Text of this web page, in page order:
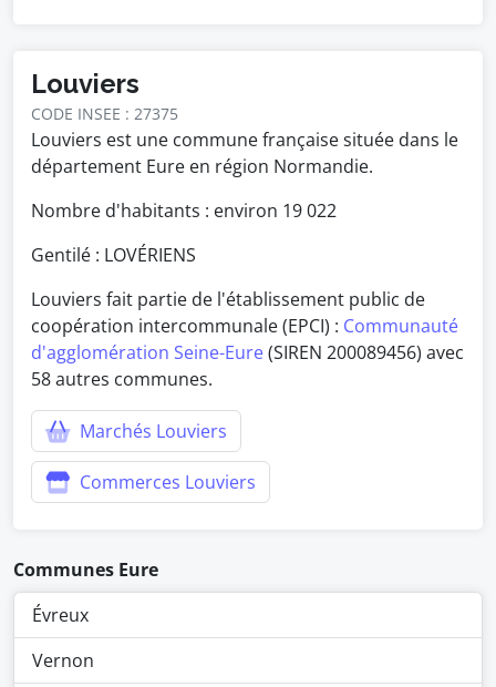
Louviers
CODE INSEE : 27375
Louviers est une commune française située dans le
département Eure en région Normandie.
Nombre d'habitants : environ 19 022
Gentilé : LOVÉRIENS
Louviers fait partie de l'établissement public de
coopération intercommunale (EPCI) : Communauté
d'agglomération Seine-Eure(SIREN 200089456) avec
58 autres communes.
Marchés Louviers
Commerces Louviers
Communes Eure
Évreux
Vernon